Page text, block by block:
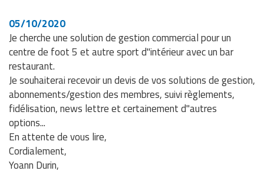
05/10/2020
Je cherche une solution de gestion commercial pour un
centre de foot 5 et autre sport d"intérieur avec un bar
restaurant.
Je souhaiterai recevoir un devis de vos solutions de gestion,
abonnements/gestion des membres, suivi règlements,
fidélisation, news lettre et certainement d"autres
options...
En attente de vous lire,
Cordialement,
Yoann Durin,